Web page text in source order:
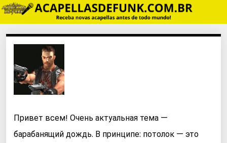
Привет всем! Очень актуальная тема —
барабанящий дождь. В принципе: потолок — это